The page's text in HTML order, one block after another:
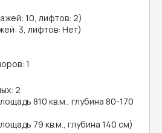
10, лифтов: 2)
3, лифтов: Нет)
1
2
810 кв.м., глубина 80-170
79 кв.м., глубина 140 см)